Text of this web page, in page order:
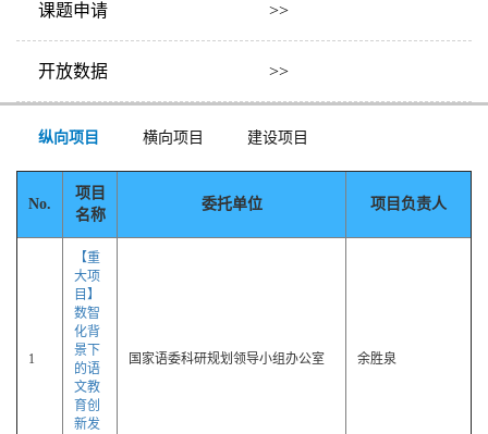
课题申请 >>
开放数据 >>
纵向项目 横向项目 建设项目
No.
项目
名称
委托单位 项目负责人
1
【重
大项
目】
数智
化背
景下
的语
文教
育创
新发
国家语委科研规划领导小组办公室 余胜泉